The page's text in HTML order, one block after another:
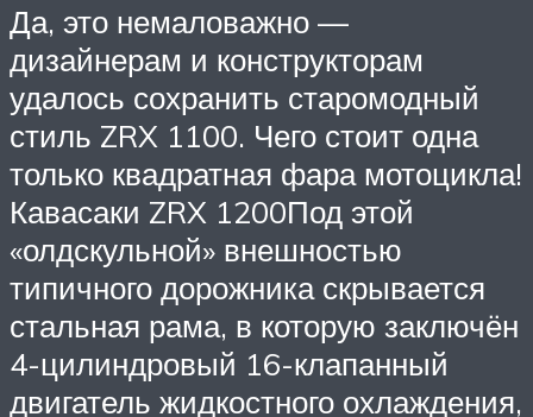
Да, это немаловажно —
дизайнерам и конструкторам
удалось сохранить старомодный
стиль ZRX 1100. Чего стоит одна
только квадратная фара мотоцикла!
Кавасаки ZRX 1200Под этой
«олдскульной» внешностью
типичного дорожника скрывается
стальная рама, в которую заключён
4-цилиндровый 16-клапанный
двигатель жидкостного охлаждения,